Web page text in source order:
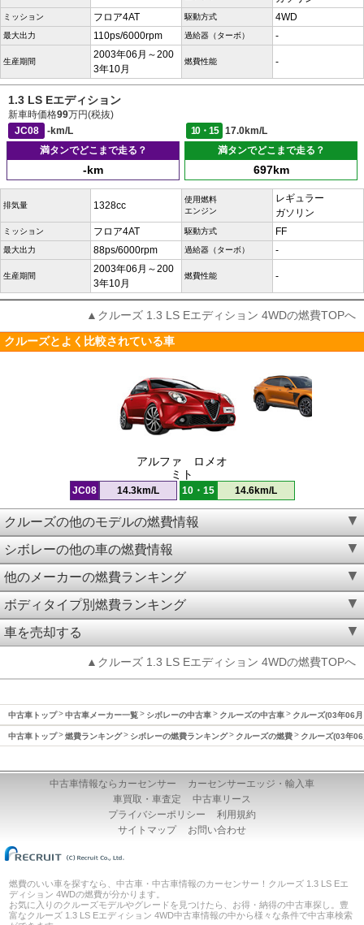
ミッション フロア4AT 駆動方式 4WD
最大出力 110ps/6000rpm 過給器（ターボ） -
生産期間
2003年06月～200
3年10月
燃費性能 -
1.3 LS Eエディション
新車時価格99万円(税抜)
JC08
-km/L 10・15
17.0km/L
満タンでどこまで走る？
-km
満タンでどこまで走る？
697km
排気量 1328cc
使用燃料
エンジン
レギュラー
ガソリン
ミッション フロア4AT 駆動方式 FF
最大出力 88ps/6000rpm 過給器（ターボ） -
生産期間
2003年06月～200
3年10月
燃費性能 -
▲クルーズ 1.3 LS Eエディション 4WDの燃費TOPへ
クルーズとよく比較されている車
アルファ ロメオ
ミト
JC08 14.3km/L 10・15 14.6km/L
クルーズの他のモデルの燃費情報
シボレーの他の車の燃費情報
他のメーカーの燃費ランキング
ボディタイプ別燃費ランキング
車を売却する
▲クルーズ 1.3 LS Eエディション 4WDの燃費TOPへ
中古車トップ 中古車メーカー一覧 シボレーの中古車 クルーズの中古車 クルーズ(03年06
中古車トップ 燃費ランキング シボレーの燃費ランキング クルーズの燃費 クルーズ(03年
中古車情報ならカーセンサー
カーセンサーエッジ・輸入車
車買取・車査定
中古車リース
プライバシーポリシー
利用規約
サイトマップ
お問い合わせ
燃費のいい車を探すなら、中古車・中古車情報のカーセンサー！クルーズ 1.3 LS Eエ
ディション 4WDの燃費が分かります。
お気に入りのクルーズモデルやグレードを見つけたら、お得・納得の中古車探し。豊
富なクルーズ 1.3 LS Eエディション 4WD中古車情報の中から様々な条件で中古車検索